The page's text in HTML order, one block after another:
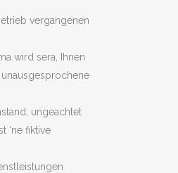
vergangenen
wird sera, Ihnen
ungeachtet
‘ne fiktive